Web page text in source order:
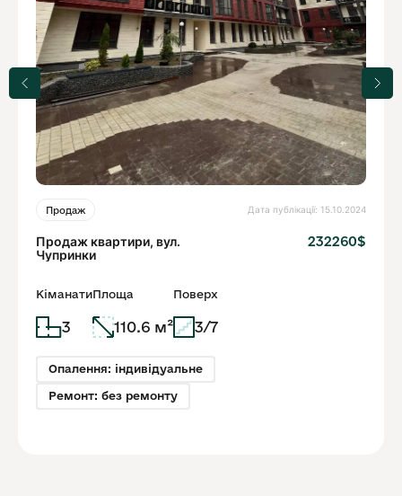
Продаж Дата публікації: 15.10.2024
Продаж квартири, вул.
Чупринки
232260$
Кіманати
3
Площа
110.6 м²
Поверх
3/7
Опалення: індивідуальне
Ремонт: без ремонту